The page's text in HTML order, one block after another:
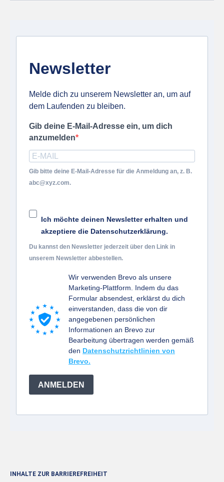
Newsletter
Melde dich zu unserem Newsletter an, um auf
dem Laufenden zu bleiben.
Gib deine E-Mail-Adresse ein, um dich
anzumelden
Gib bitte deine E-Mail-Adresse für die Anmeldung an, z. B.
abc@xyz.com.
Ich möchte deinen Newsletter erhalten und
akzeptiere die Datenschutzerklärung.
Du kannst den Newsletter jederzeit über den Link in
unserem Newsletter abbestellen.
Wir verwenden Brevo als unsere
Marketing-Plattform. Indem du das
Formular absendest, erklärst du dich
einverstanden, dass die von dir
angegebenen persönlichen
Informationen an Brevo zur
Bearbeitung übertragen werden gemäß
den Datenschutzrichtlinien von
Brevo.
ANMELDEN
INHALTE ZUR BARRIEREFREIHEIT